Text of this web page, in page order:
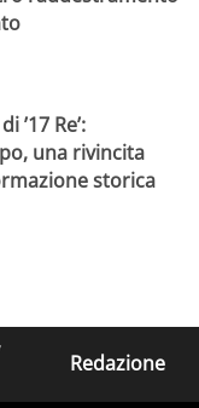
’17 Re’:
una rivincita
storica
Redazione